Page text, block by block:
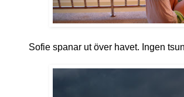
Sofie spanar ut över havet. Ingen